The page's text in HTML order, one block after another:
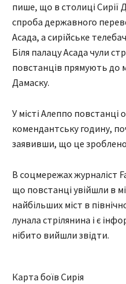
пише, що в столиці Сирії
спроба державного
Асада, а сирійське
Біля палацу Асада чули
повстанців прямують до
Дамаску.
У місті Алеппо повстанці
комендантську годину,
заявивши, що це
В соцмережах журналіст
що повстанці увійшли в
найбільших міст в
лунала стрілянина і є
нібито вийшли звідти.
Карта боїв Сирія